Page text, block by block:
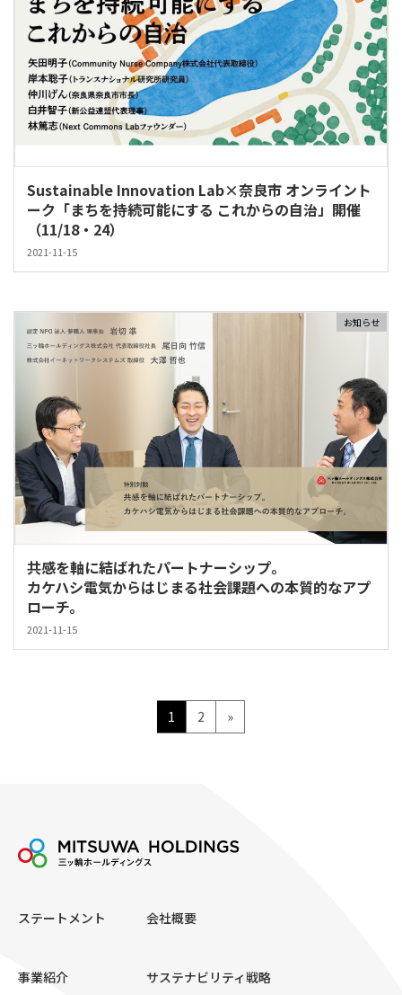
Sustainable Innovation Lab×奈良市 オンライント
ーク「まちを持続可能にする これからの自治」開催
（11/18・24）
2021-11-15
お知らせ
共感を軸に結ばれたパートナーシップ。
カケハシ電気からはじまる社会課題への本質的なアプ
ローチ。
2021-11-15
ー
ジ
り
ペ
ー
1
ペ
ー
2 »
ステートメント 会社概要
事業紹介 サステナビリティ戦略